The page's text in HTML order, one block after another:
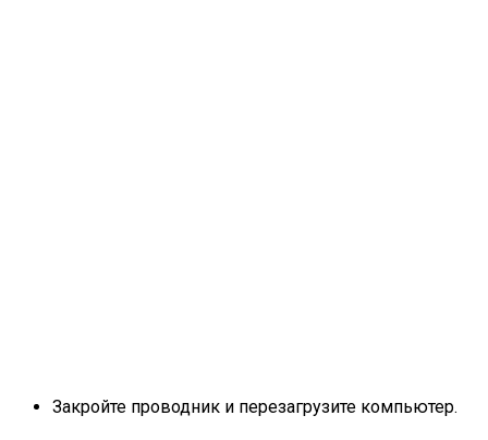
Закройте проводник и перезагрузите компьютер.